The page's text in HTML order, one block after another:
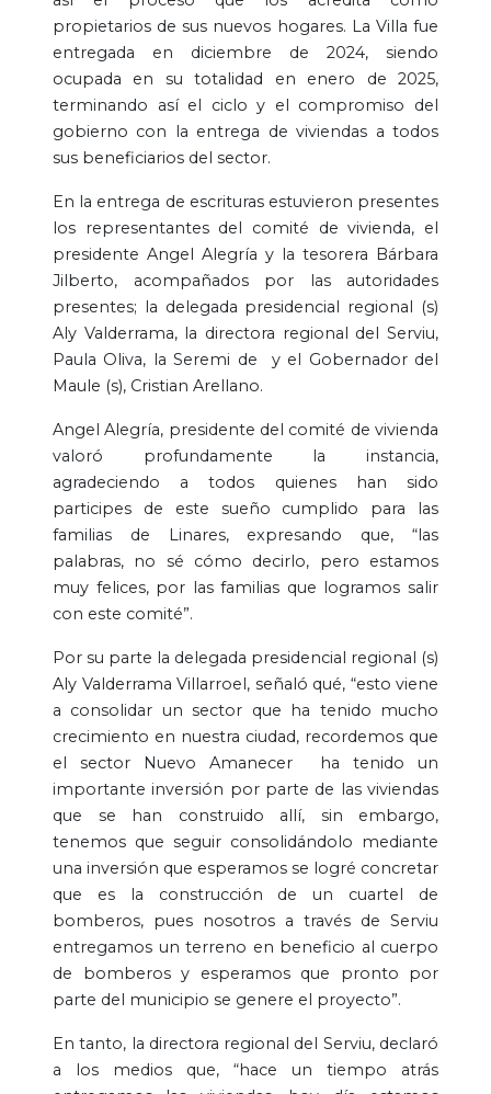
propietarios de sus nuevos hogares. La Villa fue
entregada en diciembre de 2024, siendo
ocupada en su totalidad en enero de 2025,
terminando así el ciclo y el compromiso del
gobierno con la entrega de viviendas a todos
sus beneficiarios del sector.
En la entrega de escrituras estuvieron presentes
los representantes del comité de vivienda, el
presidente Angel Alegría y la tesorera Bárbara
Jilberto, acompañados por las autoridades
presentes; la delegada presidencial regional (s)
Aly Valderrama, la directora regional del Serviu,
Paula Oliva, la Seremi de y el Gobernador del
Maule (s), Cristian Arellano.
Angel Alegría, presidente del comité de vivienda
valoró profundamente la instancia,
agradeciendo a todos quienes han sido
participes de este sueño cumplido para las
familias de Linares, expresando que, “las
palabras, no sé cómo decirlo, pero estamos
muy felices, por las familias que logramos salir
con este comité”.
Por su parte la delegada presidencial regional (s)
Aly Valderrama Villarroel, señaló qué, “esto viene
a consolidar un sector que ha tenido mucho
crecimiento en nuestra ciudad, recordemos que
el sector Nuevo Amanecer ha tenido un
importante inversión por parte de las viviendas
que se han construido allí, sin embargo,
tenemos que seguir consolidándolo mediante
una inversión que esperamos se logré concretar
que es la construcción de un cuartel de
bomberos, pues nosotros a través de Serviu
entregamos un terreno en beneficio al cuerpo
de bomberos y esperamos que pronto por
parte del municipio se genere el proyecto”.
En tanto, la directora regional del Serviu, declaró
a los medios que, “hace un tiempo atrás